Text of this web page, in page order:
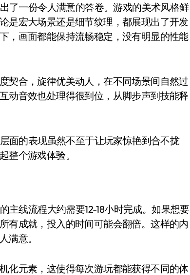
了一份令人满意的答卷。游戏的美术风格鲜
是宏大场景还是细节纹理，都展现出了开发
，画面都能保持流畅稳定，没有明显的性能
契合，旋律优美动人，在不同场景间自然过
动音效也处理得很到位，从脚步声到技能释
面的表现虽然不至于让玩家惊艳到合不拢
整个游戏体验。
主线流程大约需要12-18小时完成。如果想要
有成就，投入的时间可能会翻倍。这样的内
满意。
化元素，这使得每次游玩都能获得不同的体